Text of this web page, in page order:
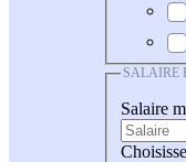
SALAIRE
Salaire